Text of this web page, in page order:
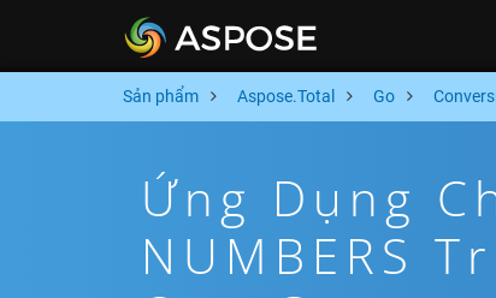
Sản phẩm Aspose.Total Go
Ứng Dụng
NUMBERS